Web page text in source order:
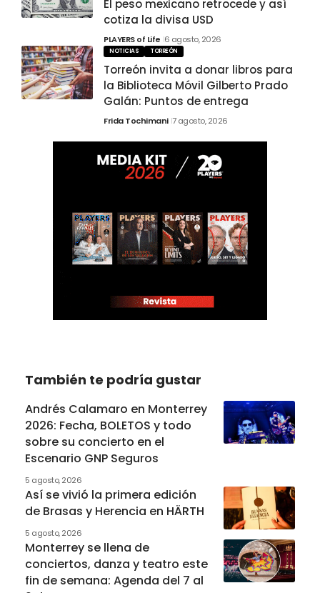
El peso mexicano retrocede y así
cotiza la divisa USD
PLAYERS of Life 6 agosto, 2026
NOTICIAS TORREÓN
Torreón invita a donar libros para
la Biblioteca Móvil Gilberto Prado
Galán: Puntos de entrega
Frida Tochimani 7 agosto, 2026
También te podría gustar
Andrés Calamaro en Monterrey
2026: Fecha, BOLETOS y todo
sobre su concierto en el
Escenario GNP Seguros
5 agosto, 2026
Así se vivió la primera edición
de Brasas y Herencia en HÄRTH
5 agosto, 2026
Monterrey se llena de
conciertos, danza y teatro este
fin de semana: Agenda del 7 al